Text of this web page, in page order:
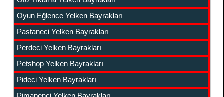
Oyun Eğlence Yelken Bayrakları
Pastaneci Yelken Bayrakları
Perdeci Yelken Bayrakları
Petshop Yelken Bayrakları
Pideci Yelken Bayrakları